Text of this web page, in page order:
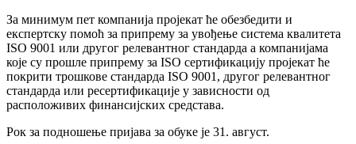
За минимум пет компанија пројекат ће обезбедити и
експертску помоћ за припрему за увођење система квалитета
ISO 9001 или другог релевантног стандарда а компанијама
које су прошле припрему за ISO сертификацију пројекат ће
покрити трошкове стандарда ISO 9001, другог релевантног
стандарда или ресертификације у зависности од
расположивих финансијских средстава.
Рок за подношење пријава за обуке је 31. август.